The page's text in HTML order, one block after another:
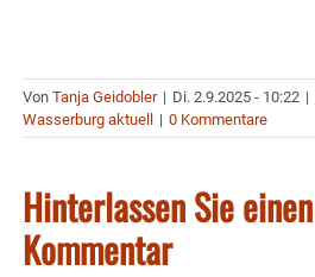
Von Tanja Geidobler | Di. 2.9.2025 - 10:22 |
Wasserburg aktuell | 0 Kommentare
Hinterlassen Sie einen
Kommentar